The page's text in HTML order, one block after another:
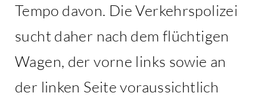
Tempo davon. Die Verkehrspolizei
sucht daher nach dem flüchtigen
Wagen, der vorne links sowie an
der linken Seite voraussichtlich